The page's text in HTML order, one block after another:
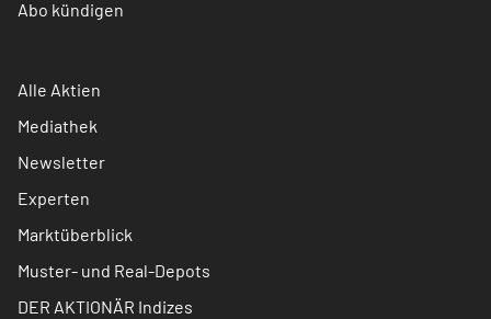
Abo kündigen
Alle Aktien
Mediathek
Newsletter
Experten
Marktüberblick
Muster- und Real-Depots
DER AKTIONÄR Indizes